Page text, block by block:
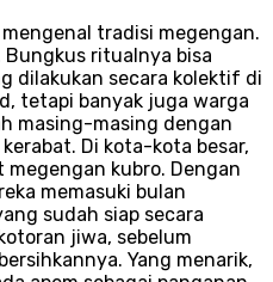
tradisi megengan.
ritualnya bisa
dilakukan secara kolektif di
tetapi banyak juga warga
masing-masing dengan
Di kota-kota besar,
kubro. Dengan
memasuki bulan
sudah siap secara
jiwa, sebelum
Yang menarik,